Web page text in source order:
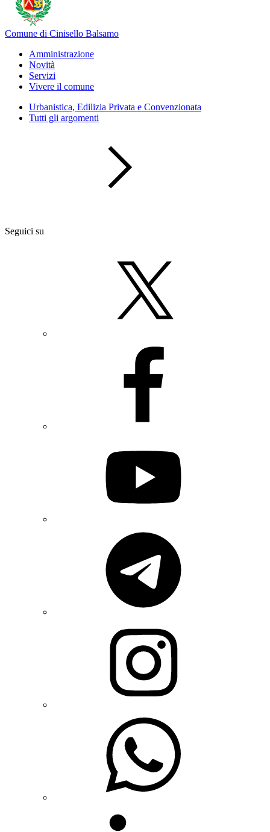
Comune di Cinisello Balsamo
Amministrazione
Novità
Servizi
Vivere il comune
Urbanistica, Edilizia Privata e Convenzionata
Tutti gli argomenti
Seguici su